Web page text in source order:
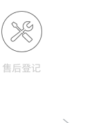
售后登记